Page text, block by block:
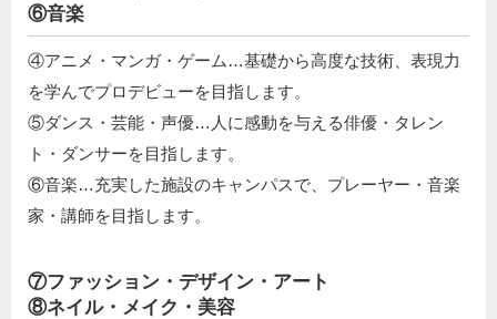
⑥音楽
④アニメ・マンガ・ゲーム…基礎から高度な技術、表現力
を学んでプロデビューを目指します。
⑤ダンス・芸能・声優…人に感動を与える俳優・タレン
ト・ダンサーを目指します。
⑥音楽…充実した施設のキャンパスで、プレーヤー・音楽
家・講師を目指します。
⑦ファッション・デザイン・アート
⑧ネイル・メイク・美容